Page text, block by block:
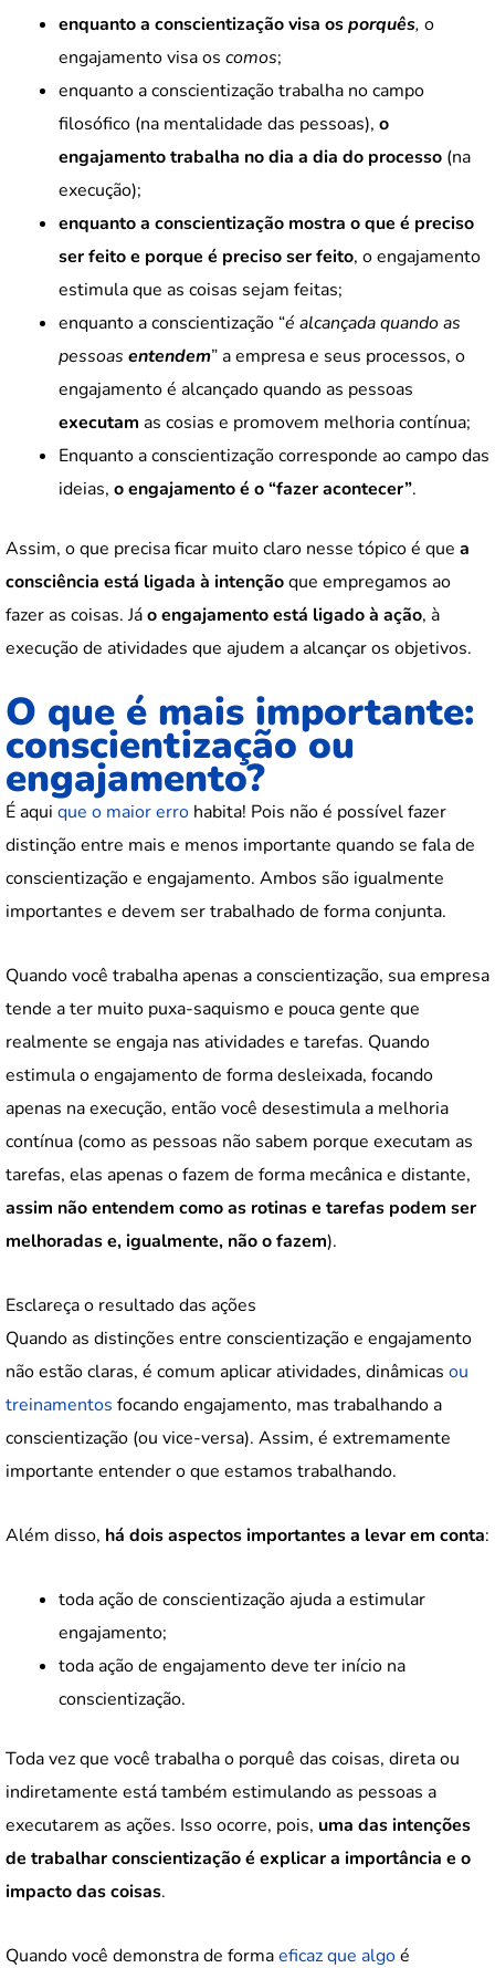
enquanto a conscientização visa osporquês, o
engajamento visa os comos;
enquanto a conscientização trabalha no campo
filosófico (na mentalidade das pessoas), o
engajamento trabalha no dia a dia do processo (na
execução);
enquanto a conscientização mostra o que é preciso
ser feito e porque é preciso ser feito, o engajamento
estimula que as coisas sejam feitas;
enquanto a conscientização “é alcançada quando as
pessoas entendem” a empresa e seus processos, o
engajamento é alcançado quando as pessoas
executam as cosias e promovem melhoria contínua;
Enquanto a conscientização corresponde ao campo das
ideias, o engajamento é o “fazer acontecer”.
Assim, o que precisa ficar muito claro nesse tópico é que a
consciência está ligada à intençãoque empregamos ao
fazer as coisas. Jáo engajamento está ligado à ação, à
execução de atividades que ajudem a alcançar os objetivos.
O que é mais importante:
conscientização ou
engajamento?
É aqui que o maior erro habita! Pois não é possível fazer
distinção entre mais e menos importante quando se fala de
conscientização e engajamento. Ambos são igualmente
importantes e devem ser trabalhado de forma conjunta.
Quando você trabalha apenas a conscientização, sua empresa
tende a ter muito puxa-saquismo e pouca gente que
realmente se engaja nas atividades e tarefas. Quando
estimula o engajamento de forma desleixada, focando
apenas na execução, então você desestimula a melhoria
contínua (como as pessoas não sabem porque executam as
tarefas, elas apenas o fazem de forma mecânica e distante,
assim não entendem como as rotinas e tarefas podem ser
melhoradas e, igualmente, não o fazem).
Esclareça o resultado das ações
Quando as distinções entre conscientização e engajamento
não estão claras, é comum aplicar atividades, dinâmicas ou
treinamentos focando engajamento, mas trabalhando a
conscientização (ou vice-versa). Assim, é extremamente
importante entender o que estamos trabalhando.
Além disso, há dois aspectos importantes a levar em conta:
toda ação de conscientização ajuda a estimular
engajamento;
toda ação de engajamento deve ter início na
conscientização.
Toda vez que você trabalha o porquê das coisas, direta ou
indiretamente está também estimulando as pessoas a
executarem as ações. Isso ocorre, pois, uma das intenções
de trabalhar conscientização é explicar a importância e o
impacto das coisas.
Quando você demonstra de formaeficaz que algoé